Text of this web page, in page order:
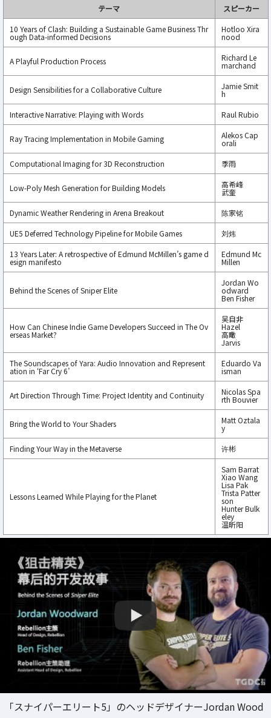
テーマ
スピーカー
10 Years of Clash: Building a Sustainable Game Business Thr
ough Data-informed Decisions
Hotloo Xira
nood
A Playful Production Process Richard Le
marchand
Design Sensibilities for a Collaborative Culture Jamie Smit
h
Interactive Narrative: Playing with Words
Raul Rubio
Ray Tracing Implementation in Mobile Gaming Alekos Cap
orali
Computational Imaging for 3D Reconstruction
季雨
Low-Poly Mesh Generation for Building Models 高希峰
武奎
Dynamic Weather Rendering in Arena Breakout
陈家铭
UE5 Deferred Technology Pipeline for Mobile Games
刘炜
13 Years Later: A retrospective of Edmund McMillen’s game d
esign manifesto
Edmund Mc
Millen
Behind the Scenes of Sniper Elite
Jordan Wo
odward
Ben Fisher
How Can Chinese Indie Game Developers Succeed in The Ov
erseas Market?
吴自非
Hazel
高瞰
Jarvis
The Soundscapes of Yara: Audio Innovation and Represent
ation in ‘Far Cry 6’
Eduardo Va
isman
Art Direction Through Time: Project Identity and Continuity Nicolas Spa
rth Bouvier
Bring the World to Your Shaders Matt Oztala
y
Finding Your Way in the Metaverse
许彬
Lessons Learned While Playing for the Planet
Sam Barrat
Xiao Wang
Lisa Pak
Trista Patter
son
Hunter Bulk
eley
温昕阳
「スナイパーエリート5」のヘッドデザイナーJordan Wood